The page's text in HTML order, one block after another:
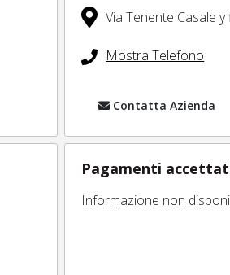
Via Tenente Casale
Mostra Telefono
Contatta Azienda
Pagamenti
Informazione non